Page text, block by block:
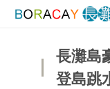
長灘島
登島跳